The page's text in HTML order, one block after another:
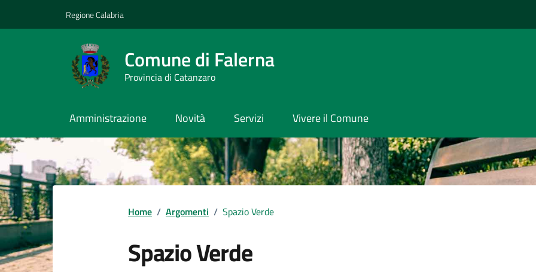
Regione Calabria
Comune di Falerna
Provincia di Catanzaro
Amministrazione Novità Servizi Vivere il Comune
Home / Argomenti / Spazio Verde
Spazio Verde